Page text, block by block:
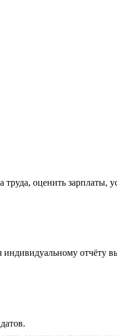
оценить зарплаты,
индивидуальному отчёту